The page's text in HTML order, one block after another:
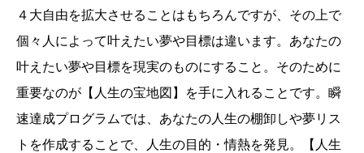
４大自由を拡大させることはもちろんですが、その上で
個々人によって叶えたい夢や目標は違います。あなたの
叶えたい夢や目標を現実のものにすること。そのために
重要なのが【人生の宝地図】を手に入れることです。瞬
速達成プログラムでは、あなたの人生の棚卸しや夢リス
トを作成することで、人生の目的・情熱を発見。【人生